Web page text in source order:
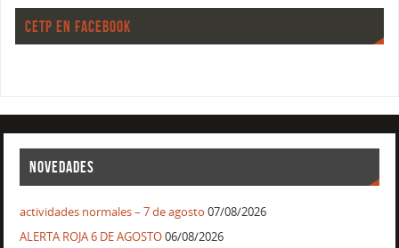
CETP EN FACEBOOK
NOVEDADES
actividades normales – 7 de agosto 07/08/2026
ALERTA ROJA 6 DE AGOSTO06/08/2026